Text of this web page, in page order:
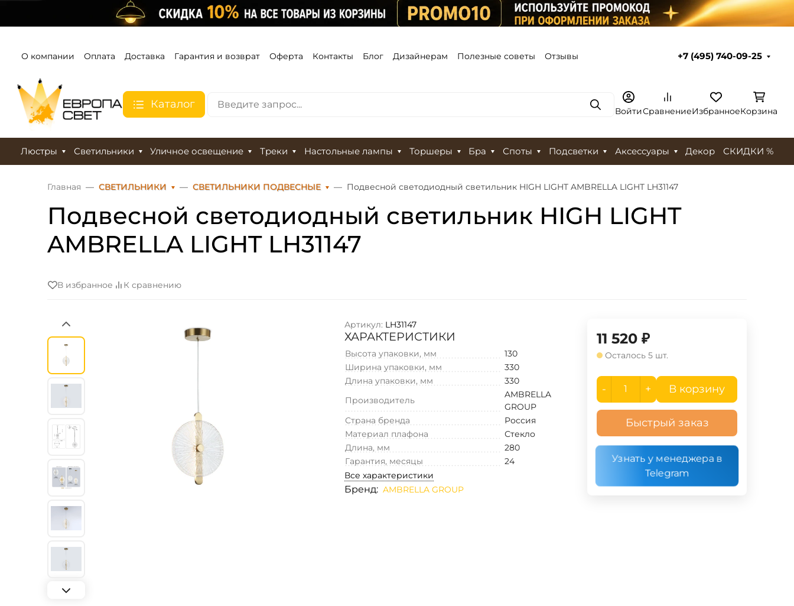
О компании Оплата Доставка Гарантия и возврат Оферта Контакты Блог Дизайнерам Полезные советы Отзывы +7 (495) 740-09-25
Каталог ПоискВойтиСравнениеИзбранноеКорзина
Люстры Светильники Уличное освещение Треки Настольные лампы Торшеры Бра Споты Подсветки Аксессуары Декор СКИДКИ %
Главная СВЕТИЛЬНИКИ СВЕТИЛЬНИКИ ПОДВЕСНЫЕ Подвесной светодиодный светильник HIGH LIGHT AMBRELLA LIGHT LH31147
Подвесной светодиодный светильник HIGH LIGHT
AMBRELLA LIGHT LH31147
В избранное К сравнению
Артикул: LH31147
ХАРАКТЕРИСТИКИ
Высота упаковки, мм
130
Ширина упаковки, мм
330
Длина упаковки, мм
330
Производитель
AMBRELLA
GROUP
Страна бренда
Россия
Материал плафона
Стекло
Длина, мм
280
Гарантия, месяцы
24
Все характеристики
Бренд: AMBRELLA GROUP
11 520 ₽
Осталось 5 шт.
- + В корзину
Быстрый заказ
Узнать у менеджера в
Telegram